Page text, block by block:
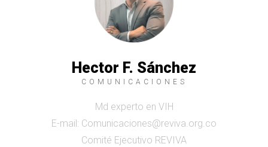
Hector F. Sánchez
COMUNICACIONES
Md experto en VIH
E-mail: Comunicaciones@reviva.org.co
Comité Ejecutivo REVIVA